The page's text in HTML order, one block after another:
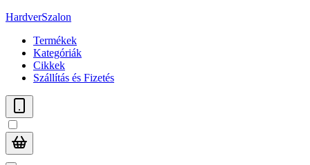
HardverSzalon
Termékek
Kategóriák
Cikkek
Szállítás és Fizetés